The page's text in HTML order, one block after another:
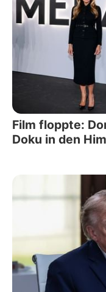
Film floppte:
Doku in den